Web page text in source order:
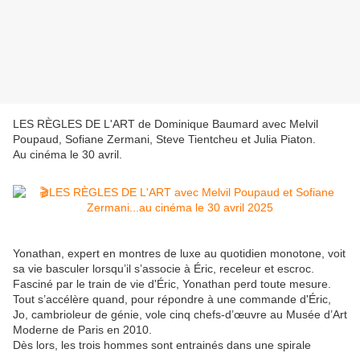
LES RÈGLES DE L'ART de Dominique Baumard avec Melvil
Poupaud, Sofiane Zermani, Steve Tientcheu et Julia Piaton.
Au cinéma le 30 avril.
Yonathan, expert en montres de luxe au quotidien monotone, voit
sa vie basculer lorsqu’il s’associe à Éric, receleur et escroc.
Fasciné par le train de vie d'Éric, Yonathan perd toute mesure.
Tout s’accélère quand, pour répondre à une commande d'Éric,
Jo, cambrioleur de génie, vole cinq chefs-d’œuvre au Musée d’Art
Moderne de Paris en 2010.
Dès lors, les trois hommes sont entrainés dans une spirale